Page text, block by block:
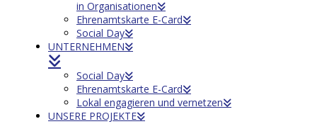
in Organisationen
Ehrenamtskarte E-Card
Social Day
UNTERNEHMEN
Social Day
Ehrenamtskarte E-Card
Lokal engagieren und vernetzen
UNSERE PROJEKTE